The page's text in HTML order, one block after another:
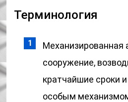
Терминология
Механизированная
сооружение,
кратчайшие сроки
особым